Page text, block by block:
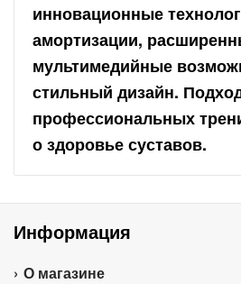
инновационные
амортизации,
мультимедийные
стильный дизайн.
профессиональных
о здоровье суставов.
Информация
О магазине